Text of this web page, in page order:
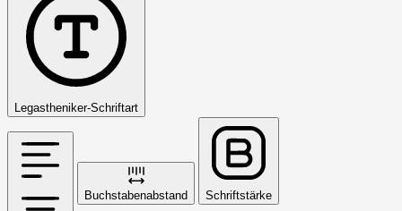
Legastheniker-Schriftart
Buchstabenabstand Schriftstärke